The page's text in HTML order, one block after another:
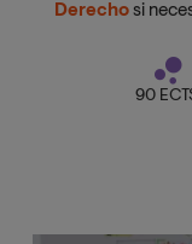
Derecho si
90